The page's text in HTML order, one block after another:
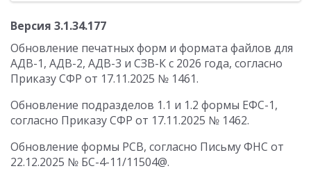
Версия 3.1.34.177
Обновление печатных форм и формата файлов для
АДВ-1, АДВ-2, АДВ-3 и СЗВ-К с 2026 года, согласно
Приказу СФР от 17.11.2025 № 1461.
Обновление подразделов 1.1 и 1.2 формы ЕФС-1,
согласно Приказу СФР от 17.11.2025 № 1462.
Обновление формы РСВ, согласно Письму ФНС от
22.12.2025 № БС-4-11/11504@.